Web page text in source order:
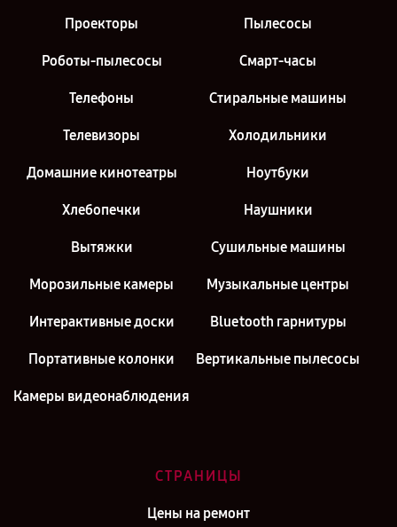
Проекторы Пылесосы
Роботы-пылесосы Смарт-часы
Телефоны Стиральные машины
Телевизоры Холодильники
Домашние кинотеатры Ноутбуки
Хлебопечки Наушники
Вытяжки Сушильные машины
Морозильные камеры Музыкальные центры
Интерактивные доски Bluetooth гарнитуры
Портативные колонки Вертикальные пылесосы
Камеры видеонаблюдения
СТРАНИЦЫ
Цены на ремонт